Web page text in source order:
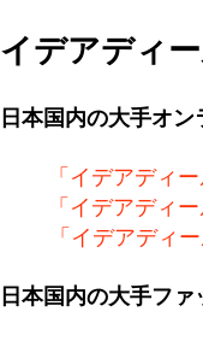
イデアディ
日本国内の大手オ
「イデアディ
「イデアディ
「イデアディ
日本国内の大手フ